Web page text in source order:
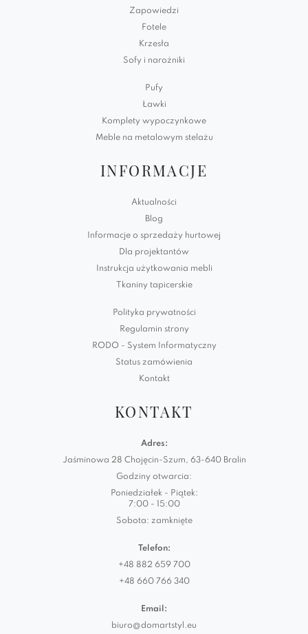
Zapowiedzi
Fotele
Krzesła
Sofy i narożniki
Pufy
Ławki
Komplety wypoczynkowe
Meble na metalowym stelażu
INFORMACJE
Aktualności
Blog
Informacje o sprzedaży hurtowej
Dla projektantów
Instrukcja użytkowania mebli
Tkaniny tapicerskie
Polityka prywatności
Regulamin strony
RODO - System Informatyczny
Status zamówienia
Kontakt
KONTAKT
Adres:
Jaśminowa 28 Chojęcin-Szum, 63-640 Bralin
Godziny otwarcia:
Poniedziałek - Piątek:
7:00 - 15:00
Sobota: zamknięte
Telefon:
+48 882 659 700
+48 660 766 340
Email:
biuro@domartstyl.eu